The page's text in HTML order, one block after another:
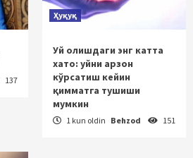
137
Ҳуқуқ
Уй олишдаги энг катта
хато: уйни арзон
кўрсатиш кейин
қимматга тушиши
мумкин
1 kun oldin Behzod 151